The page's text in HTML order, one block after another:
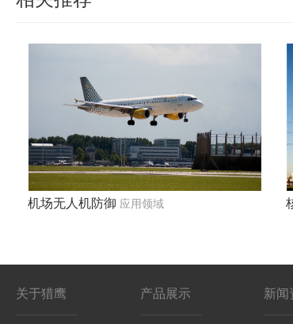
机场无人机防御 应用领域
关于猎鹰 产品展示 新闻